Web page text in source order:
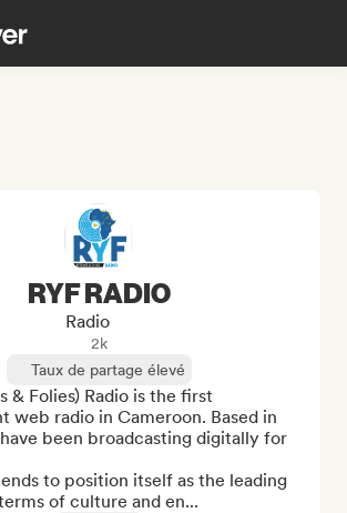
RYF RADIO
Radio
2k
Taux de partage élevé
& Folies) Radio is the first
web radio in Cameroon. Based in
been broadcasting digitally for
to position itself as the leading
of culture and en...